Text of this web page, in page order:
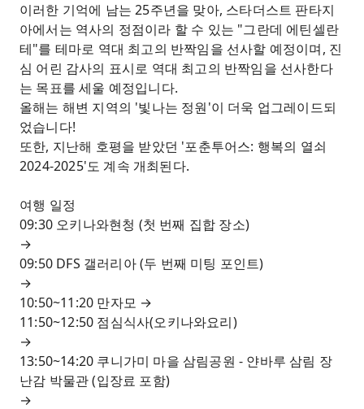
이러한 기억에 남는 25주년을 맞아, 스타더스트 판타지
아에서는 역사의 정점이라 할 수 있는 "그란데 에틴셀란
테"를 테마로 역대 최고의 반짝임을 선사할 예정이며, 진
심 어린 감사의 표시로 역대 최고의 반짝임을 선사한다
는 목표를 세울 예정입니다.
올해는 해변 지역의 '빛나는 정원'이 더욱 업그레이드되
었습니다!
또한, 지난해 호평을 받았던 '포춘투어스: 행복의 열쇠
2024-2025'도 계속 개최된다.
여행 일정
09:30 오키나와현청 (첫 번째 집합 장소)
→
09:50 DFS 갤러리아 (두 번째 미팅 포인트)
→
10:50~11:20 만자모 →
11:50~12:50 점심식사(오키나와요리)
→
13:50~14:20 쿠니가미 마을 삼림공원 - 얀바루 삼림 장
난감 박물관 (입장료 포함)
→